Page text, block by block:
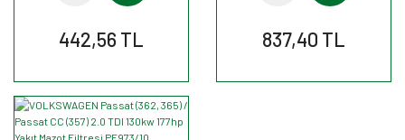
442,56 TL 837,40 TL